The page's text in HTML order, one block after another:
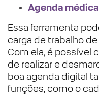
Agenda
Essa ferramenta
carga de trabalho
Com ela, é possível
de realizar e
boa agenda digital
funções, como o